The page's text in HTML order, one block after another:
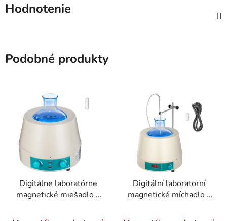
Hodnotenie
Podobné produkty
Digitálne laboratórne
magnetické miešadlo s
plášť 500 ml
Digitální laboratorní
magnetické míchadlo s
plášť 2000 ml